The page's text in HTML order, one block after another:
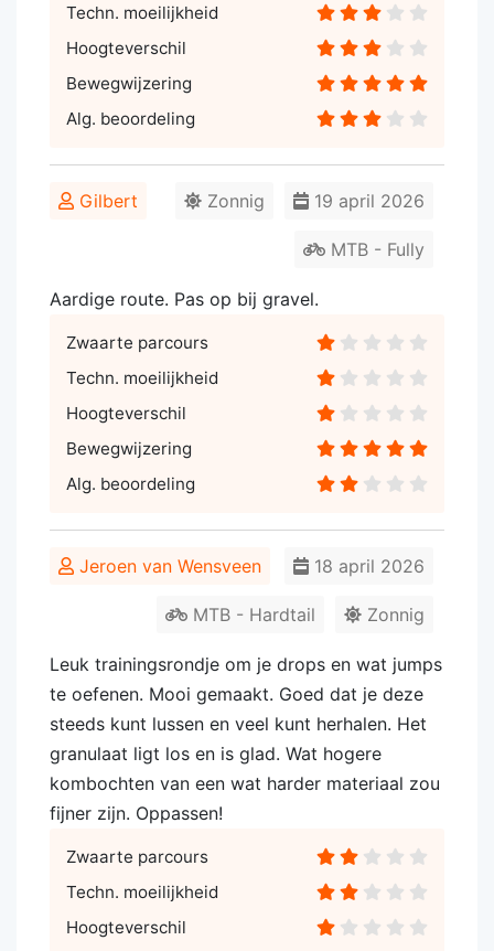
Techn. moeilijkheid
Hoogteverschil
Bewegwijzering
Alg. beoordeling
Gilbert 19 april 2026
Zonnig
MTB - Fully
Aardige route. Pas op bij gravel.
Zwaarte parcours
Techn. moeilijkheid
Hoogteverschil
Bewegwijzering
Alg. beoordeling
Jeroen van Wensveen 18 april 2026
Zonnig
MTB - Hardtail
Leuk trainingsrondje om je drops en wat jumps
te oefenen. Mooi gemaakt. Goed dat je deze
steeds kunt lussen en veel kunt herhalen. Het
granulaat ligt los en is glad. Wat hogere
kombochten van een wat harder materiaal zou
fijner zijn. Oppassen!
Zwaarte parcours
Techn. moeilijkheid
Hoogteverschil